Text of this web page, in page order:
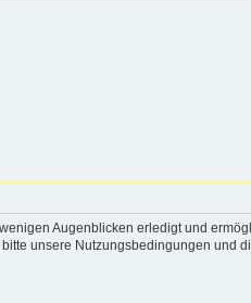
Augenblicken erledigt und
unsere Nutzungsbedingungen und